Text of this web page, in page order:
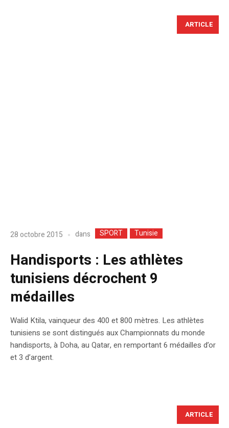
ARTICLE
28 octobre 2015 dans SPORT Tunisie
Handisports : Les athlètes
tunisiens décrochent 9
médailles
Walid Ktila, vainqueur des 400 et 800 mètres. Les athlètes
tunisiens se sont distingués aux Championnats du monde
handisports, à Doha, au Qatar, en remportant 6 médailles d’or
et 3 d’argent.
ARTICLE